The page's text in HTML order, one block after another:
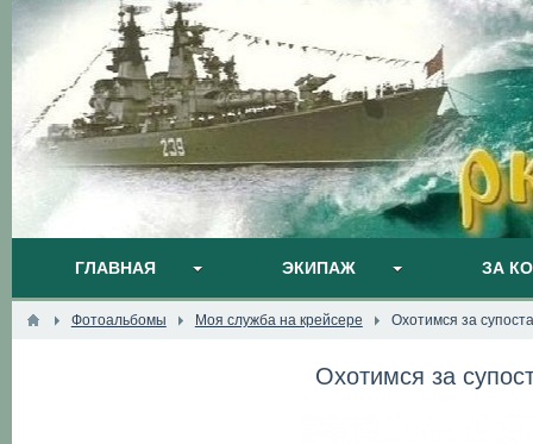
ГЛАВНАЯ ЭКИПАЖ ЗА
Фотоальбомы Моя служба на крейсере Охотимся за
Охотимся за